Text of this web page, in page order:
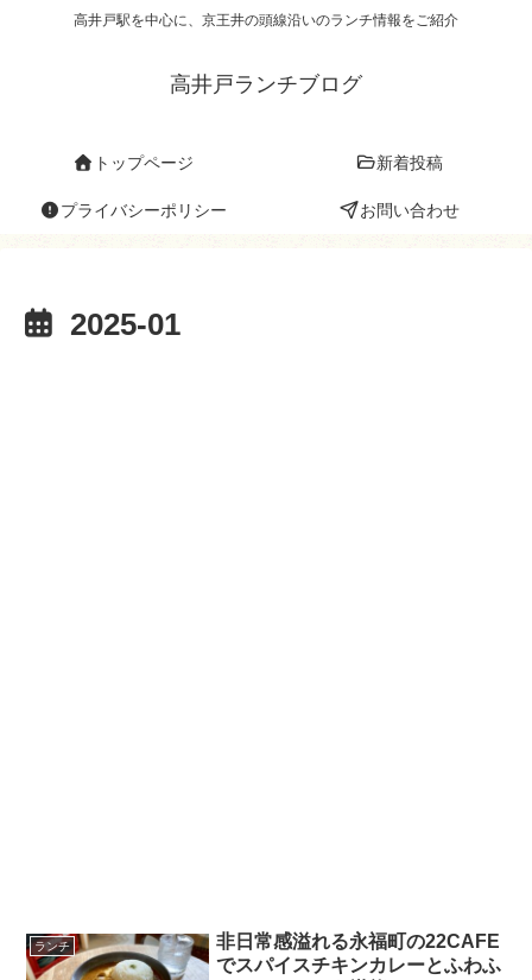
高井戸駅を中心に、京王井の頭線沿いのランチ情報をご紹介
高井戸ランチブログ
トップページ 新着投稿
プライバシーポリシー お問い合わせ
2025-01
ランチ
非日常感溢れる永福町の22CAFE
でスパイスチキンカレーとふわふ